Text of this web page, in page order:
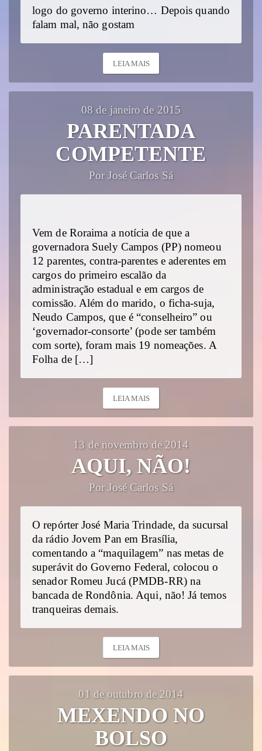
logo do governo interino… Depois quando
falam mal, não gostam
LEIA MAIS
08 de janeiro de 2015
PARENTADA
COMPETENTE
Por José Carlos Sá
Vem de Roraima a notícia de que a
governadora Suely Campos (PP) nomeou
12 parentes, contra-parentes e aderentes em
cargos do primeiro escalão da
administração estadual e em cargos de
comissão. Além do marido, o ficha-suja,
Neudo Campos, que é “conselheiro” ou
‘governador-consorte’ (pode ser também
com sorte), foram mais 19 nomeações. A
Folha de […]
LEIA MAIS
13 de novembro de 2014
AQUI, NÃO!
Por José Carlos Sá
O repórter José Maria Trindade, da sucursal
da rádio Jovem Pan em Brasília,
comentando a “maquilagem” nas metas de
superávit do Governo Federal, colocou o
senador Romeu Jucá (PMDB-RR) na
bancada de Rondônia. Aqui, não! Já temos
tranqueiras demais.
LEIA MAIS
01 de outubro de 2014
MEXENDO NO
BOLSO